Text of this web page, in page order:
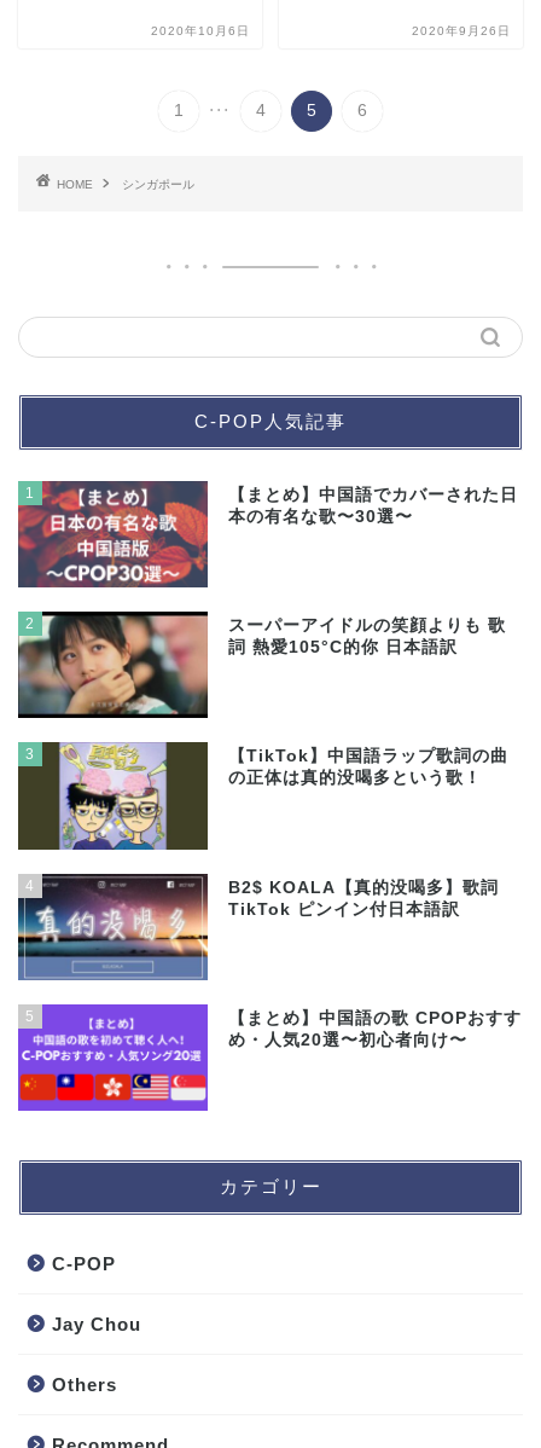
2020年10月6日 2020年9月26日
1 ... 4 5 6
HOME シンガポール
C-POP人気記事
1
【まとめ】中国語でカバーされた日
本の有名な歌〜30選〜
2
スーパーアイドルの笑顔よりも 歌
詞 熱愛105°C的你 日本語訳
3
【TikTok】中国語ラップ歌詞の曲
の正体は真的没喝多という歌！
4
B2$ KOALA【真的没喝多】歌詞
TikTok ピンイン付日本語訳
5
【まとめ】中国語の歌 CPOPおすす
め・人気20選〜初心者向け〜
カテゴリー
C-POP
Jay Chou
Others